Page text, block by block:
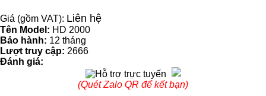
Giá (gồm VAT): Liên hệ
Tên Model: HD 2000
Bảo hành: 12 tháng
Lượt truy cập: 2666
Đánh giá:
(Quét Zalo QR để kết bạn)